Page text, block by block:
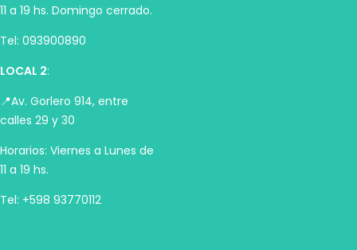
11 a 19 hs. Domingo cerrado.
Tel: 093900890
LOCAL 2:
📍Av. Gorlero 914, entre
calles 29 y 30
Horarios: Viernes a Lunes de
11 a 19 hs.
Tel: +598 93770112